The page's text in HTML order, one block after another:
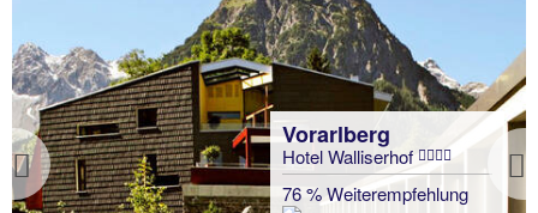
Previous
Vorarlberg
Hotel Walliserhof
76 % Weiterempfehlung